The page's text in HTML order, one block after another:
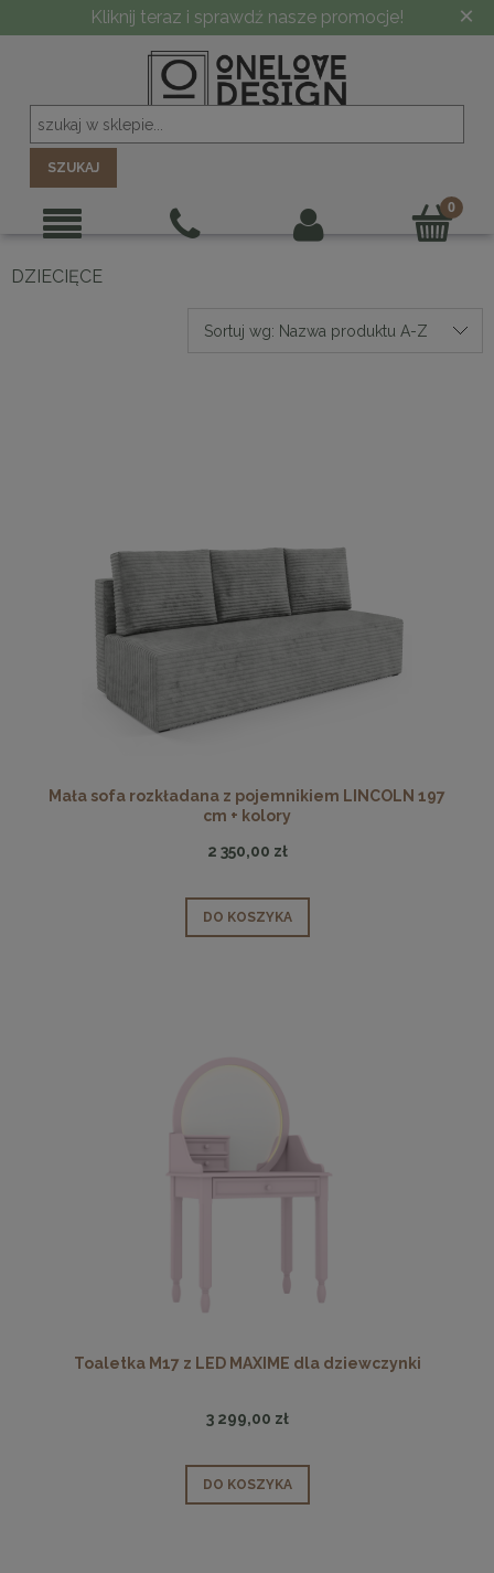
Kliknij teraz i sprawdź nasze promocje! ×
SZUKAJ
DZIECIĘCE
Sortuj wg: Nazwa produktu A-Z
Mała sofa rozkładana z pojemnikiem LINCOLN 197
cm + kolory
2 350,00 zł
DO KOSZYKA
Toaletka M17 z LED MAXIME dla dziewczynki
3 299,00 zł
DO KOSZYKA